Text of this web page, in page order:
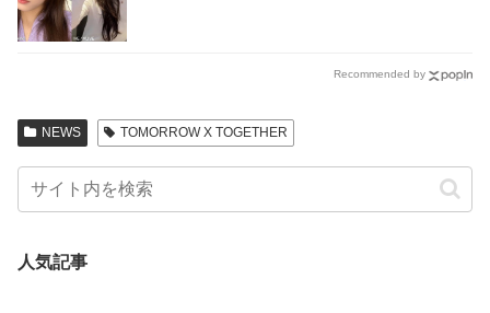
Recommended by
NEWS TOMORROW X TOGETHER
人気記事